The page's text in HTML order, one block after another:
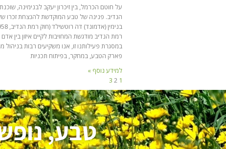
על חוטם הכרמל, בין זיכרון יעקב לבנימינה,
הנדיב. פנינה של טבע המוקדשת להנצחת זכרו
רמת הנדיב מודגשת המחויבות לקיים איזון בין
במסגרת פעילותנו זו, אנו משקיעים רבות בניהול
פארק הטבע, במחקר, בפיתוח תכניות
למידע נוסף »
1
2
3
טבע,